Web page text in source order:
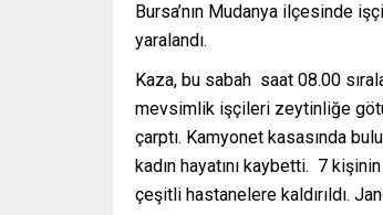
Bursa’nın Mudanya ilçesinde
yaralandı.
Kaza, bu sabah saat 08.00
mevsimlik işçileri zeytinliğe
çarptı. Kamyonet kasasında
kadın hayatını kaybetti. 7 kişinin
çeşitli hastanelere kaldırıldı.